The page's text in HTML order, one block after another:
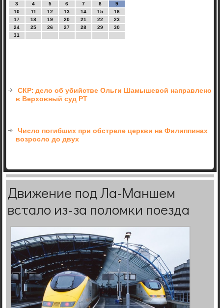
3
4 5 6 7 8
9
10
11 12 13 14 15
16
17
18 19 20 21 22
23
24
25 26 27 28 29
30
31
СКР: дело об убийстве Ольги Шамышевой направлено
в Верховный суд РТ
Число погибших при обстреле церкви на Филиппинах
возросло до двух
Движение под Ла-Маншем
встало из-за поломки поезда